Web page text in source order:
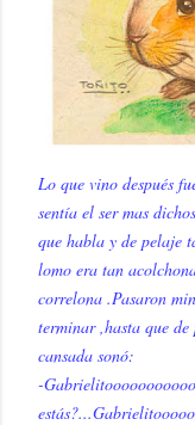
Lo que vino después
sentía el ser mas
que habla y de pelaje
lomo era tan
correlona .Pasaron
terminar ,hasta que
cansada sonó:
-